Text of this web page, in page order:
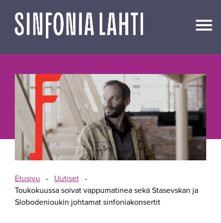
sisältöön
Etusivu - Uutiset -
Toukokuussa soivat vappumatinea sekä Stasevskan ja
Slobodenioukin johtamat sinfoniakonsertit